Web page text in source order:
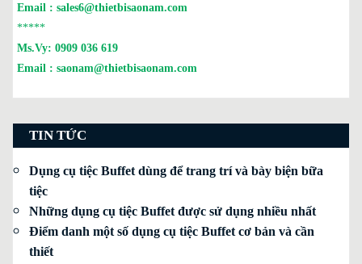
Email : sales6@thietbisaonam.com
*****
Ms.Vy: 0909 036 619
Email : saonam@thietbisaonam.com
TIN TỨC
Dụng cụ tiệc Buffet dùng để trang trí và bày biện bữa
tiệc
Những dụng cụ tiệc Buffet được sử dụng nhiều nhất
Điểm danh một số dụng cụ tiệc Buffet cơ bản và cần
thiết